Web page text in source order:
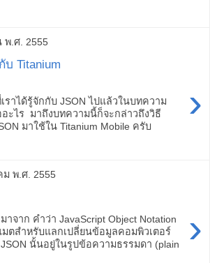
พ.ศ. 2555
บ Titanium
›
ราได้รู้จักกับ JSON ไปแล้วในบทความ
อะไร มาถึงบทความนี้ก็จะกล่าวถึงวิธี
มาใช้ใน Titanium Mobile ครับ
พ.ศ. 2555
›
าจาก คำว่า JavaScript Object Notation
มตสำหรับแลกเปลี่ยนข้อมูลคอมพิวเตอร์
นั้นอยู่ในรูปข้อความธรรมดา (plain